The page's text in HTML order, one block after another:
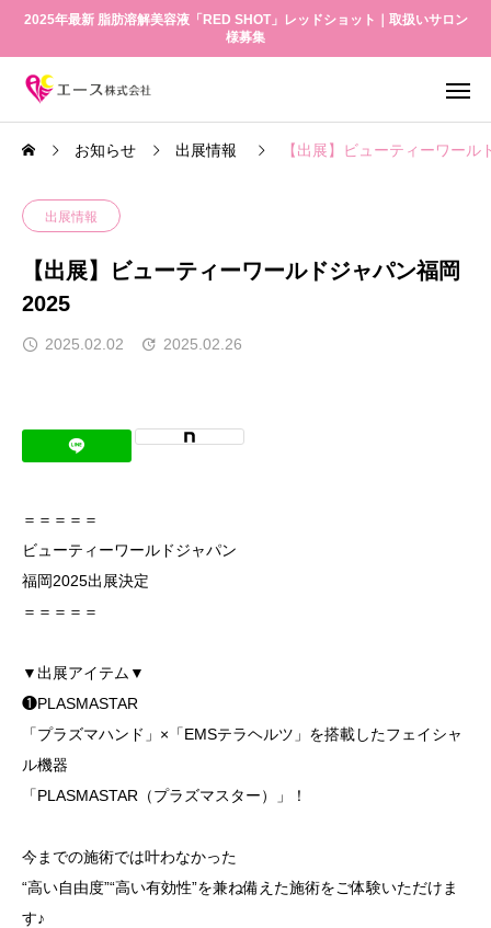
2025年最新 脂肪溶解美容液「RED SHOT」レッドショット｜取扱いサロン
様募集
お知らせ 出展情報 【出展】ビューティーワー
出展情報
【出展】ビューティーワールドジャパン福岡
2025
2025.02.02 2025.02.26
＝＝＝＝＝
ビューティーワールドジャパン
福岡2025出展決定
＝＝＝＝＝
▼出展アイテム▼
❶PLASMASTAR
「プラズマハンド」×「EMSテラヘルツ」を搭載したフェイシャ
ル機器
「PLASMASTAR（プラズマスター）」！
今までの施術では叶わなかった
“高い自由度”“高い有効性”を兼ね備えた施術をご体験いただけま
す♪